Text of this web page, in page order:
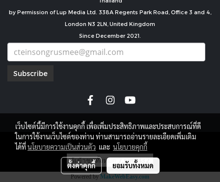
by Permission of Lup Media Ltd. 338A Regents Park Road, Office 3 and 4,
London N3 2LN, United Kingdom
Since December 2021.
Subscribe
copyright by
ผู้เข้าชมทั้งหมด7,690,432
Powered byMakeWebEasy.com
เว็บไซต์นี้มีการใช้งานคุกกี้ เพื่อเพิ่มประสิทธิภาพและประสบการณ์ที่ดี
ในการใช้งานเว็บไซต์ของท่าน ท่านสามารถอ่านรายละเอียดเพิ่มเติม
ได้ที่นโยบายความเป็นส่วนตัว และ นโยบายคุกกี้
ตั้งค่าคุกกี้ ยอมรับทั้งหมด